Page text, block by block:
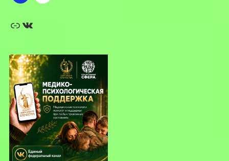
Ссылка